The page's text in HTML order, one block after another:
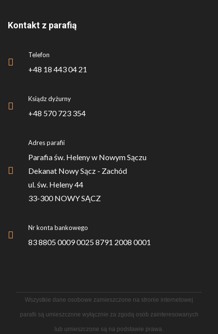
Kontakt z parafią
Telefon
+48 18 443 04 21
Ksiądz dyżurny
+48 570 723 354
Adres parafii
Parafia św. Heleny w Nowym Sączu
Dekanat Nowy Sącz - Zachód
ul. św. Heleny 44
33-300 NOWY SĄCZ
Nr konta bankowego
83 8805 0009 0025 8791 2008 0001
Wszystkie dane osobowe zamieszczone na stronie internetowej
parafii są umieszczone wyłącznie za zgodą osób zainteresowanych
lub umieszczone są na podstawie prawa.